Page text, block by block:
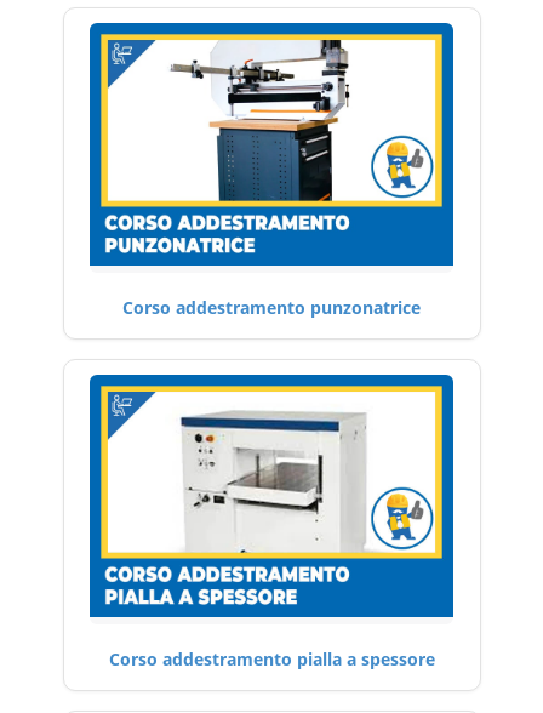
Corso addestramento punzonatrice
Corso addestramento pialla a spessore